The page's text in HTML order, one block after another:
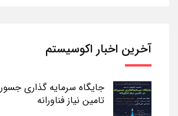
آخرین اخبار اکوسیستم
جایگاه سرمایه گذاری
تامین نیاز فناورانه